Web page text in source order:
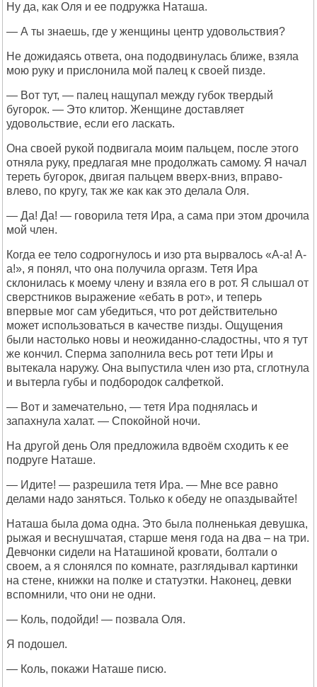
Ну да, как Оля и ее подружка Наташа.
— А ты знаешь, где у женщины центр удовольствия?
Не дожидаясь ответа, она пододвинулась ближе, взяла
мою руку и прислонила мой палец к своей пизде.
— Вот тут, — палец нащупал между губок твердый
бугорок. — Это клитор. Женщине доставляет
удовольствие, если его ласкать.
Она своей рукой подвигала моим пальцем, после этого
отняла руку, предлагая мне продолжать самому. Я начал
тереть бугорок, двигая пальцем вверх-вниз, вправо-
влево, по кругу, так же как как это делала Оля.
— Да! Да! — говорила тетя Ира, а сама при этом дрочила
мой член.
Когда ее тело содрогнулось и изо рта вырвалось «А-а! А-
а!», я понял, что она получила оргазм. Тетя Ира
склонилась к моему члену и взяла его в рот. Я слышал от
сверстников выражение «ебать в рот», и теперь
впервые мог сам убедиться, что рот действительно
может использоваться в качестве пизды. Ощущения
были настолько новы и неожиданно-сладостны, что я тут
же кончил. Сперма заполнила весь рот тети Иры и
вытекала наружу. Она выпустила член изо рта, сглотнула
и вытерла губы и подбородок салфеткой.
— Вот и замечательно, — тетя Ира поднялась и
запахнула халат. — Спокойной ночи.
На другой день Оля предложила вдвоём сходить к ее
подруге Наташе.
— Идите! — разрешила тетя Ира. — Мне все равно
делами надо заняться. Только к обеду не опаздывайте!
Наташа была дома одна. Это была полненькая девушка,
рыжая и веснушчатая, старше меня года на два – на три.
Девчонки сидели на Наташиной кровати, болтали о
своем, а я слонялся по комнате, разглядывал картинки
на стене, книжки на полке и статуэтки. Наконец, девки
вспомнили, что они не одни.
— Коль, подойди! — позвала Оля.
Я подошел.
— Коль, покажи Наташе писю.